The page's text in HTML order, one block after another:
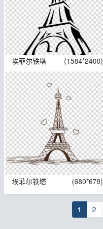
埃菲尔铁塔 (1584*2400)
埃菲尔铁塔 (680*679)
1 2